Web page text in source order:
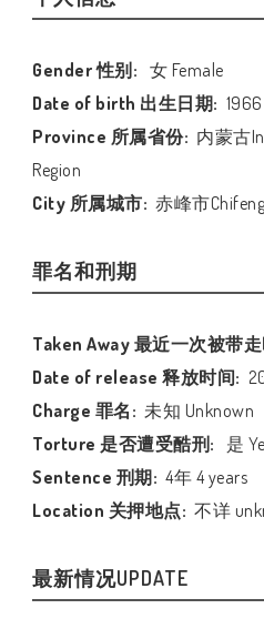
Gender 性别: 女 Female
Date of birth 出生日期: 1966
Province 所属省份: 内蒙古
Region
City 所属城市: 赤峰市Chifeng
罪名和刑期
Taken Away 最近一次被带
Date of release 释放时间:
Charge 罪名: 未知 Unknown
Torture 是否遭受酷刑:
是
Sentence 刑期: 4年 4 years
Location 关押地点: 不详
最新情况UPDATE